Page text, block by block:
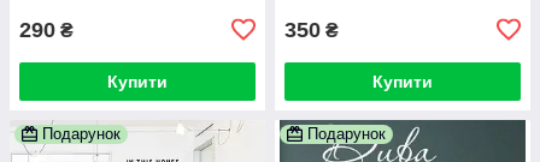
290 ₴
Купити
350 ₴
Купити
Подарунок Подарунок